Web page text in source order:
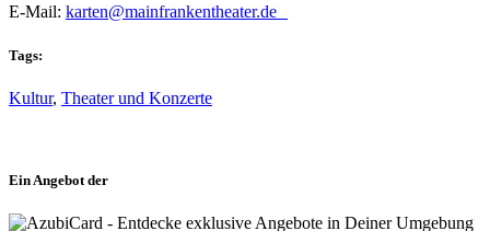
E-Mail: karten@mainfrankentheater.de
Tags:
Kultur, Theater und Konzerte
Ein Angebot der